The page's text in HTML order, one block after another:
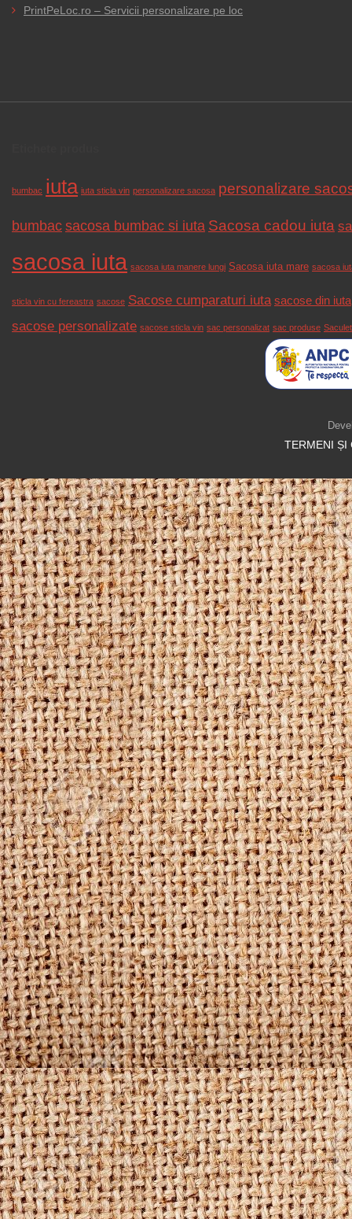
PrintPeLoc.ro – Servicii personalizare pe loc
bumbac iuta iuta sticla vin personalizare sacosa personalizare
bumbac sacosa bumbac si iuta Sacosa cadou iuta
sacosa iuta sacosa iuta manere lungi Sacosa iuta mare sacosa
sticla vin cu fereastra sacose Sacose cumparaturi iuta sacose din iuta
sacose personalizate sacose sticla vin sac personalizat sac produse
TERMENI ȘI